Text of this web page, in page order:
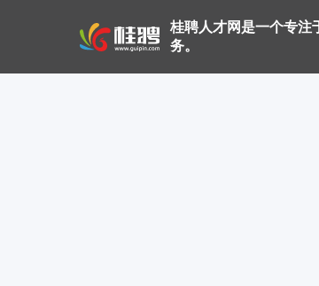
桂聘人才网是一个专注
务。